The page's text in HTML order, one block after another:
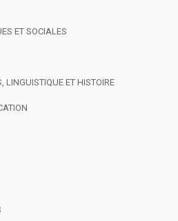
ET SOCIALES
LINGUISTIQUE ET HISTOIRE